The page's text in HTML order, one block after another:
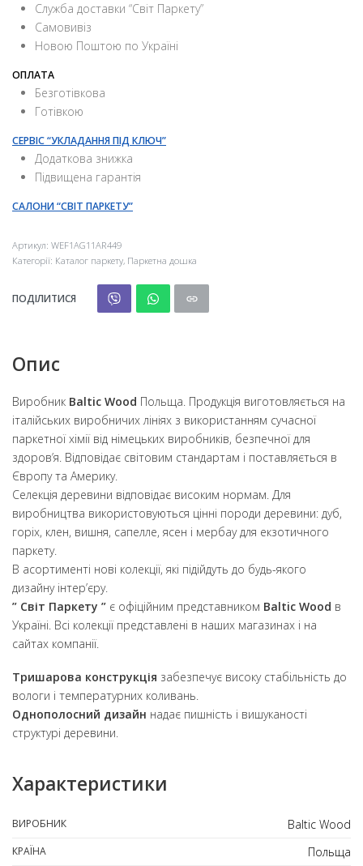
Служба доставки “Свiт Паркету”
Самовивіз
Новою Поштою по Україні
ОПЛАТА
Безготівкова
Готівкою
СЕРВІС “УКЛАДАННЯ ПІД КЛЮЧ”
Додаткова знижка
Підвищена гарантія
САЛОНИ “СВІТ ПАРКЕТУ”
Артикул: WEF1AG11AR449
Категорії: Каталог паркету, Паркетна дошка
ПОДІЛИТИСЯ
Опис
Виробник Baltic Wood Польща. Продукція виготовляється на
італійських виробничих лініях з використанням сучасної
паркетної хімії від німецьких виробників, безпечної для
здоров’я. Відповідає світовим стандартам і поставляється в
Європу та Америку.
Селекція деревини відповідає високим нормам. Для
виробництва використовуються цінні породи деревини: дуб,
горіх, клен, вишня, сапелле, ясен і мербау для екзотичного
паркету.
В асортименті нові колекції, які підійдуть до будь-якого
дизайну інтер’єру.
” Світ Паркету ” є офіційним представником Baltic Wood в
Україні. Всі колекції представлені в наших магазинах і на
сайтах компанії.
Тришарова конструкція забезпечує високу стабільність до
вологи і температурних коливань.
Однополосний дизайн надає пишність і вишуканості
структурі деревини.
Характеристики
ВИРОБНИК Baltic Wood
КРАЇНА Польща